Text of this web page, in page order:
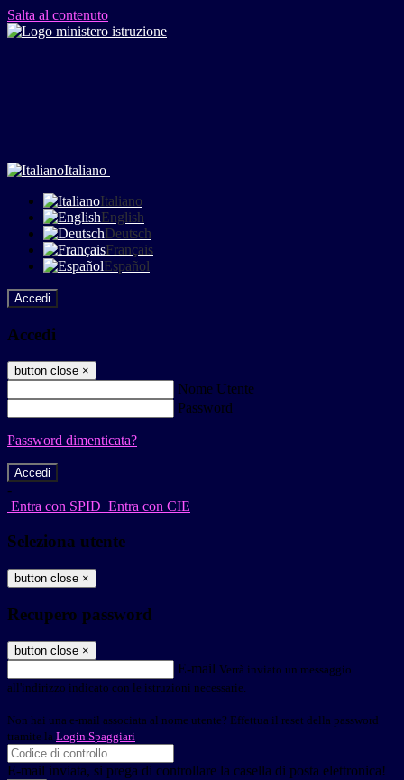
Salta al contenuto
Italiano
Italiano
English
Deutsch
Français
Español
Accedi
Accedi
button close ×
Nome Utente
Password
Password dimenticata?
-
Entra con SPID Entra con CIE
Seleziona utente
button close ×
Recupero password
button close ×
E-mail Verrà inviato un messaggio
all'indirizzo indicato con le istruzioni necessarie.
Non hai una e-mail associata al nome utente? Effettua il reset della password
tramite la Login Spaggiari
E-mail inviata, si prega di controllare la casella di posta elettronica!